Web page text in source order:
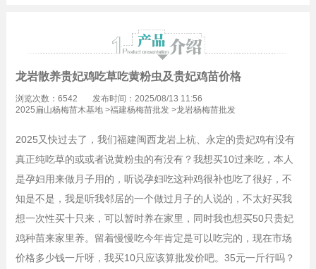
龙岩散养贵妃鸡吃草吃黄粉虫及贵妃鸡苗价格
浏览次数：6542
发布时间：2025/08/13 11:56
2025扁山杨梅苗木基地>福建杨梅苗批发>龙岩杨梅苗批发
2025又快过去了，我们福建闽西龙岩上杭、永定的贵妃鸡有没有
真正纯吃草的或或者说黄粉虫的有没有？我想买10过来吃，本人
是孕妇用来做月子用的，听说孕妇吃这种鸡很补也吃了很好，不
知是不是，我是听我邻居的一个做过月子的人说的，不太好买我
想一次性买十只来，可以暂时养在家里，同时我也想买50只贵妃
鸡种苗来家里养。留着慢慢吃今年肯定是可以吃完的，现在市场
价格多少钱一斤呀，我买10只应该算批发价吧。35元一斤行吗？